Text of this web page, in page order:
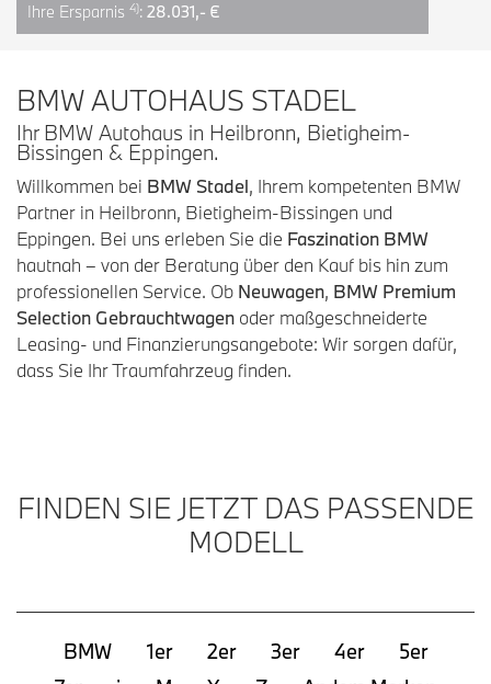
Ihre Ersparnis 4): 28.031,- €
BMW AUTOHAUS STADEL
Ihr BMW Autohaus in Heilbronn, Bietigheim-
Bissingen & Eppingen.
Willkommen bei BMW Stadel, Ihrem kompetenten BMW
Partner in Heilbronn, Bietigheim-Bissingen und
Eppingen. Bei uns erleben Sie die Faszination BMW
hautnah – von der Beratung über den Kauf bis hin zum
professionellen Service. Ob Neuwagen, BMW Premium
Selection Gebrauchtwagen oder maßgeschneiderte
Leasing- und Finanzierungsangebote: Wir sorgen dafür,
dass Sie Ihr Traumfahrzeug finden.
FINDEN SIE JETZT DAS PASSENDE
MODELL
BMW 1er 2er 3er 4er
5er